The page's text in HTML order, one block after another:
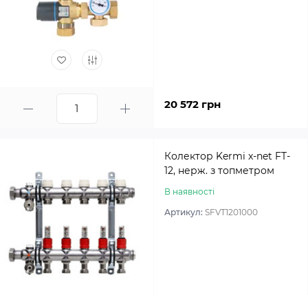
20 572 грн
Колектор Kermi x-net FT-
12, нерж. з топметром
В наявності
Артикул: SFVT1201000